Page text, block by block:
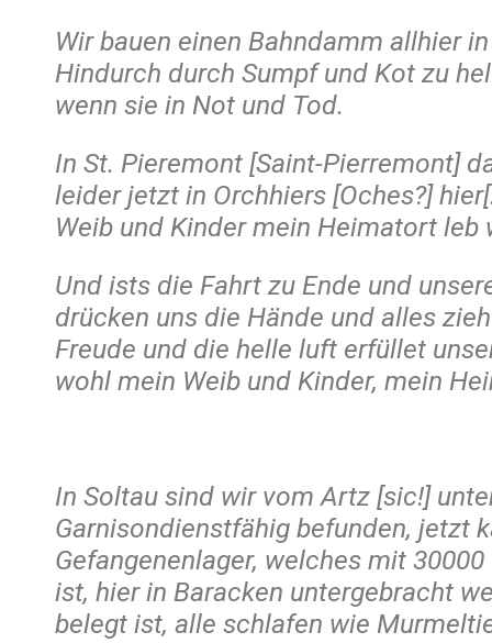
Wir bauen einen Bahndamm allhier
Hindurch durch Sumpf und Kot zu
wenn sie in Not und Tod.
In St. Pieremont [Saint-Pierremont]
leider jetzt in Orchhiers [Oches?]
Weib und Kinder mein Heimatort leb
Und ists die Fahrt zu Ende und
drücken uns die Hände und alles
Freude und die helle luft erfüllet
wohl mein Weib und Kinder, mein
In Soltau sind wir vom Artz [sic!]
Garnisondienstfähig befunden, jetzt
Gefangenenlager, welches mit
ist, hier in Baracken untergebracht
belegt ist, alle schlafen wie